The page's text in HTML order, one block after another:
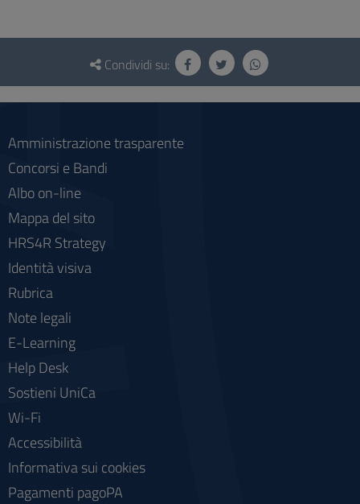
Questionario
social
Condividi su:
Amministrazione trasparente
Concorsi e Bandi
Albo on-line
Mappa del sito
HRS4R Strategy
Identità visiva
Rubrica
Note legali
E-Learning
Help Desk
Sostieni UniCa
Wi-Fi
Accessibilità
Informativa sui cookies
Pagamenti pagoPA